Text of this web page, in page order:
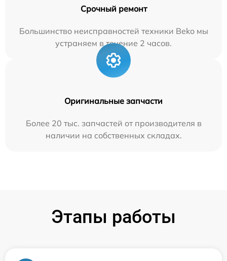
Срочный ремонт
Большинство неисправностей техники Beko мы
устраняем в течение 2 часов.
Оригинальные запчасти
Более 20 тыс. запчастей от производителя в
наличии на собственных складах.
Этапы работы